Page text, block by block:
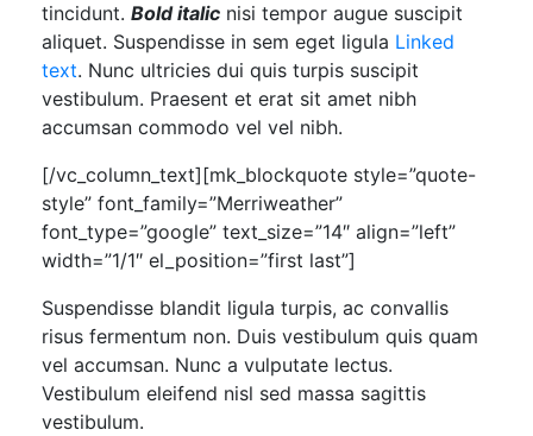
tincidunt. Bold italic nisi tempor augue suscipit
aliquet. Suspendisse in sem eget ligula Linked
text. Nunc ultricies dui quis turpis suscipit
vestibulum. Praesent et erat sit amet nibh
accumsan commodo vel vel nibh.
[/vc_column_text][mk_blockquote style=”quote-
style” font_family=”Merriweather”
font_type=”google” text_size=”14″ align=”left”
width=”1/1″ el_position=”first last”]
Suspendisse blandit ligula turpis, ac convallis
risus fermentum non. Duis vestibulum quis quam
vel accumsan. Nunc a vulputate lectus.
Vestibulum eleifend nisl sed massa sagittis
vestibulum.